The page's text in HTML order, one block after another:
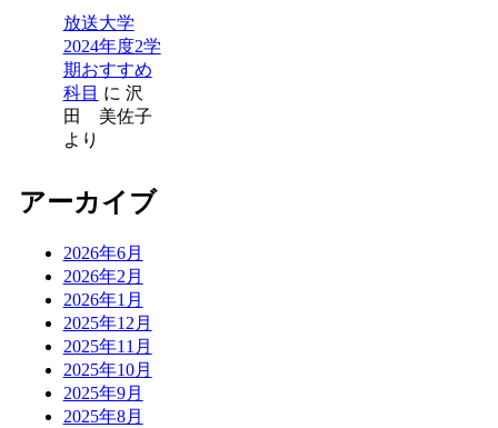
放送大学
2024年度2学
期おすすめ
科目 に 沢
田 美佐子
より
アーカイブ
2026年6月
2026年2月
2026年1月
2025年12月
2025年11月
2025年10月
2025年9月
2025年8月